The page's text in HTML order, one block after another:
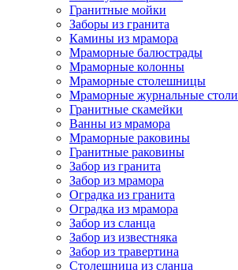
Гранитные мойки
Заборы из гранита
Камины из мрамора
Мраморные балюстрады
Мраморные колонны
Мраморные столешницы
Мраморные журнальные
Гранитные скамейки
Ванны из мрамора
Мраморные раковины
Гранитные раковины
Забор из гранита
Забор из мрамора
Оградка из гранита
Оградка из мрамора
Забор из сланца
Забор из известняка
Забор из травертина
Столешница из сланца